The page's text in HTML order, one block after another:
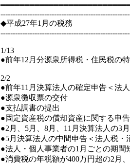
◆平成27年1月の税務
1/13
●前年12月分源泉所得税・住民税の
2/2
●前年11月決算法人の確定申告＜法
●源泉徴収票の交付
●支払調書の提出
●固定資産税の償却資産に関する申告
●2月、5月、8月、11月決算法人の3
●5月決算法人の中間申告＜法人税
●法人・個人事業者の1月ごとの期間
●消費税の年税額が400万円超の2月